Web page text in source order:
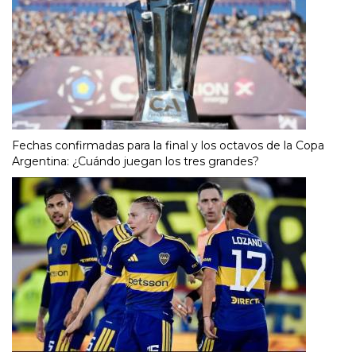
Fechas confirmadas para la final y los octavos de la Copa
Argentina: ¿Cuándo juegan los tres grandes?